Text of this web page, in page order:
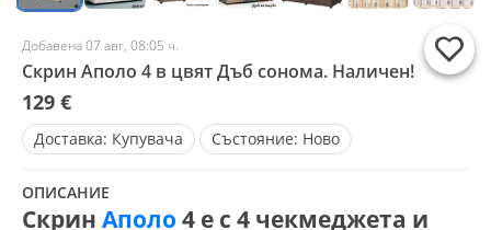
Добавена 07 авг, 08:05 ч.
Скрин Аполо 4 в цвят Дъб сонома. Наличен!
129 €
Доставка: Купувача Състояние: Ново
ОПИСАНИЕ
Скрин Аполо 4 е с 4 чекмеджета и